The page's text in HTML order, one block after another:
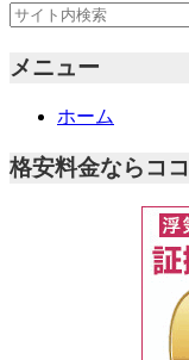
メニュー
ホーム
格安料金ならコ